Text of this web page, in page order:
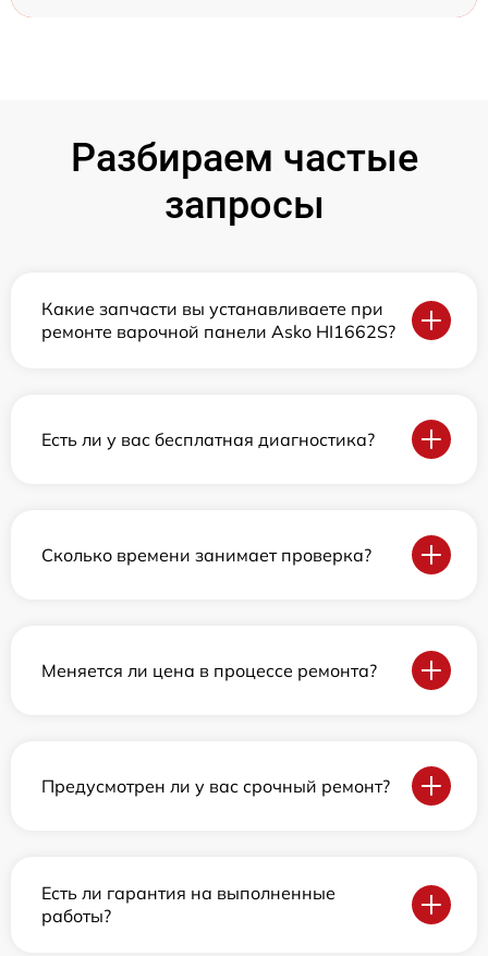
Разбираем частые
запросы
Какие запчасти вы устанавливаете при
ремонте варочной панели Asko HI1662S?
Есть ли у вас бесплатная диагностика?
Сколько времени занимает проверка?
Меняется ли цена в процессе ремонта?
Предусмотрен ли у вас срочный ремонт?
Есть ли гарантия на выполненные
работы?